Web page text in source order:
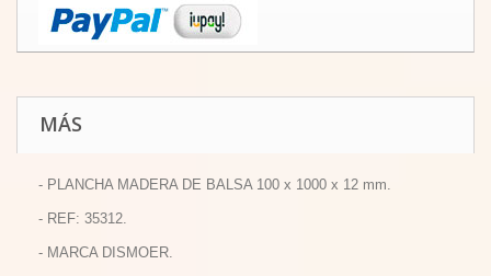
MÁS
- PLANCHA MADERA DE BALSA 100 x 1000 x 12 mm.
- REF: 35312.
- MARCA DISMOER.